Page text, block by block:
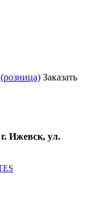
Заказать
Ижевск, ул.